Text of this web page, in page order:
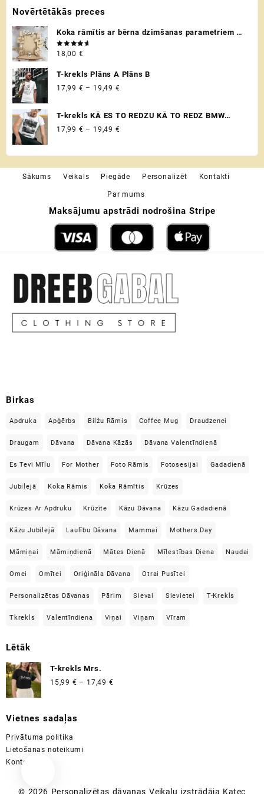
product
Novērtētākās preces
Koka rāmītis ar bērna dzimšanas parametriem /
metriku - personalizēta dāvana raudzībās un
citos svētkos ♡
Novērtēts
ar 5.00
18,00 €
T-krekls Plāns A Plāns B
17,99 € – 19,49 €
17,99 €
T-krekls KĀ ES TO REDZU KĀ TO REDZ BMW
VADITĀJS
17,99 € – 19,49 €
through
19,49 €
Sākums Veikals Piegāde Personalizēt Kontakti
Par mums
Maksājumu apstrādi nodrošina Stripe
Birkas
Apdruka Apģērbs Bilžu Rāmis Coffee Mug Draudzenei
Draugam Dāvana Dāvana Kāzās Dāvana Valentīndienā
Es Tevi Mīlu For Mother Foto Rāmis Fotosesijai Gadadienā
Jubilejā Koka Rāmis Koka Rāmītis Krūzes
Krūzes Ar Apdruku Krūzīte Kāzu Dāvana Kāzu Gadadienā
Kāzu Jubilejā Laulību Dāvana Mammai Mothers Day
Māmiņai Māmiņdienā Mātes Dienā Mīlestības Diena Naudai
Omei Omītei Oriģināla Dāvana Otrai Pusītei
Personalizētas Dāvanas Pārim Sievai Sievietei T-Krekls
Tkrekls Valentīndiena Viņai Viņam Vīram
Lētāk
T-krekls Mrs.
15,99 € – 17,49 €
Vietnes sadaļas
Privātuma politika
Lietošanas noteikumi
Kontakti
© 2026 Personalizētas dāvanas Veikalu izstrādāja Katec